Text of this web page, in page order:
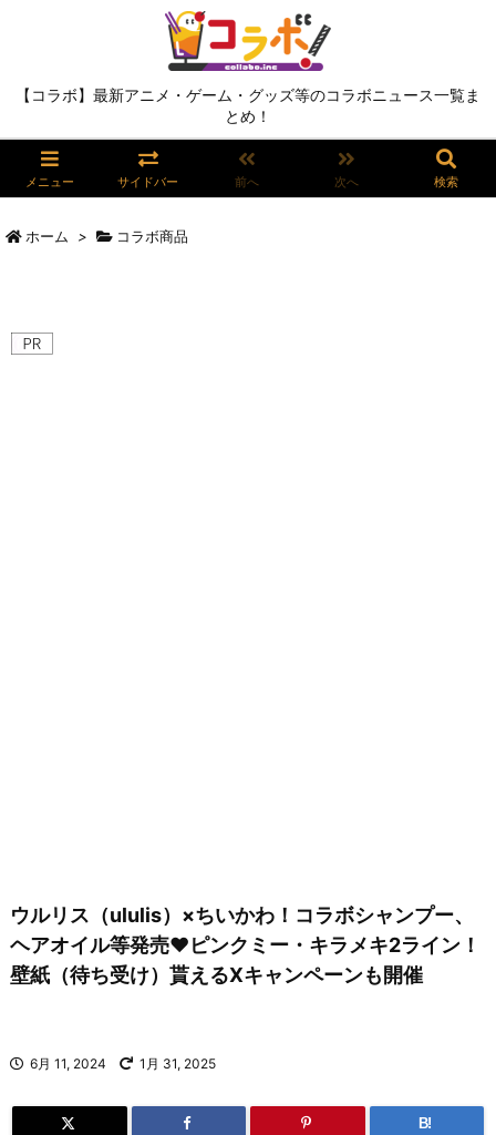
【コラボ】最新アニメ・ゲーム・グッズ等のコラボニュース一覧ま
とめ！
メニュー サイドバー 前へ 次へ 検索
ホーム > コラボ商品
ウルリス（ululis）×ちいかわ！コラボシャンプー、
ヘアオイル等発売♥ピンクミー・キラメキ2ライン！
壁紙（待ち受け）貰えるXキャンペーンも開催
6月 11, 2024 1月 31, 2025
B!